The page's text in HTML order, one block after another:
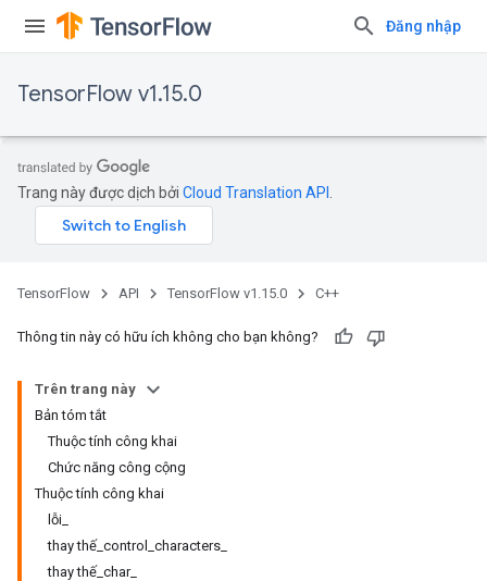
Đăng nhập
TensorFlow v1.15.0
Trang này được dịch bởi Cloud Translation API
TensorFlow API TensorFlow v1.15.0 C++
Thông tin này có hữu ích không cho bạn không?
Trên trang này
Bản tóm tắt
Thuộc tính công khai
Chức năng công cộng
Thuộc tính công khai
lỗi_
thay thế_control_characters_
thay thế_char_